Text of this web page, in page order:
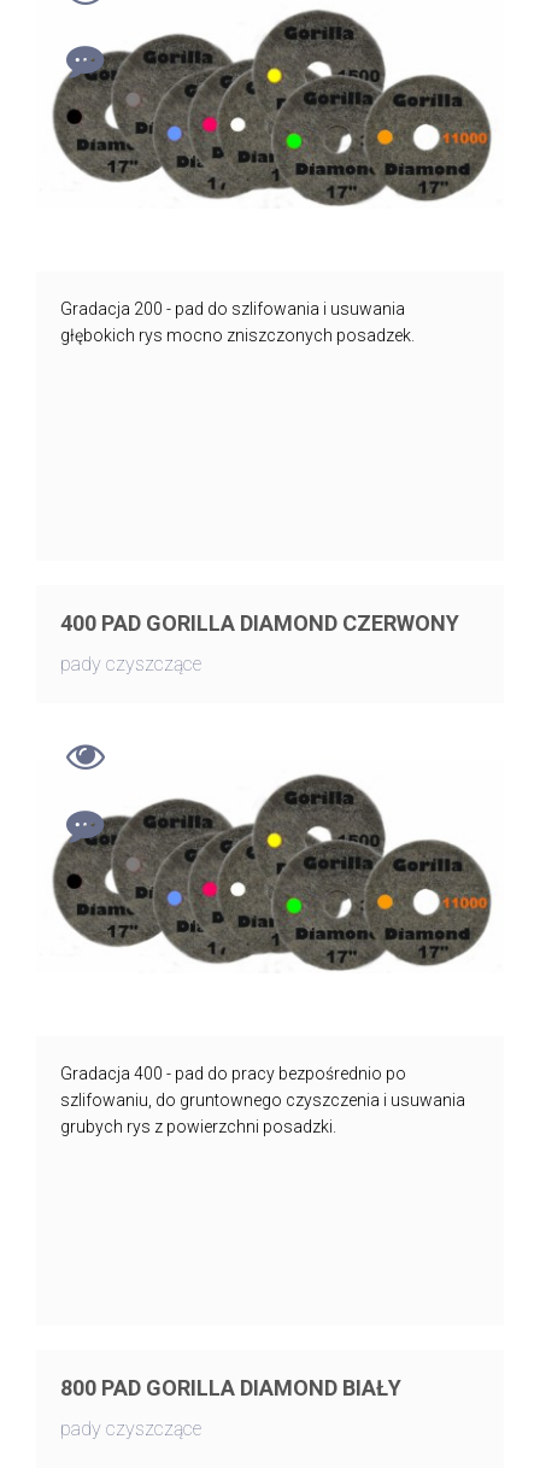
Gradacja 200 - pad do szlifowania i usuwania
głębokich rys mocno zniszczonych posadzek.
400 PAD GORILLA DIAMOND CZERWONY
pady czyszczące
Gradacja 400 - pad do pracy bezpośrednio po
szlifowaniu, do gruntownego czyszczenia i usuwania
grubych rys z powierzchni posadzki.
800 PAD GORILLA DIAMOND BIAŁY
pady czyszczące